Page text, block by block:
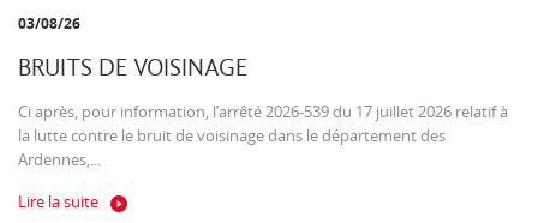
03/08/26
BRUITS DE VOISINAGE
Ci après, pour information, l’arrêté 2026-539 du 17 juillet 2026 relatif à
la lutte contre le bruit de voisinage dans le département des
Ardennes,...
Lire la suite